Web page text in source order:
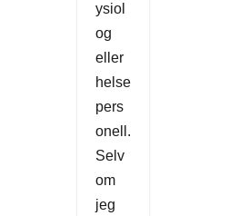
ysiol
og
eller
helse
pers
onell.
Selv
om
jeg